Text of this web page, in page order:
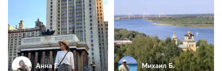
Анна Г. Михаил Б.